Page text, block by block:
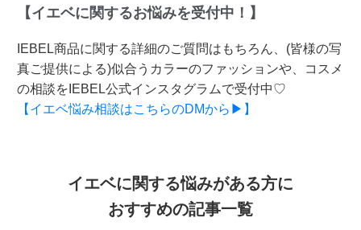
【イエベに関するお悩みを受付中！】
IEBEL商品に関する詳細のご質問はもちろん、(皆様の写
真ご提供による)似合うカラーのファッションや、コスメ
の相談をIEBEL公式インスタグラムで受付中♡
【イエベ悩み相談はこちらのDMから▶】
イエベに関する悩みがある方に
おすすめの記事一覧